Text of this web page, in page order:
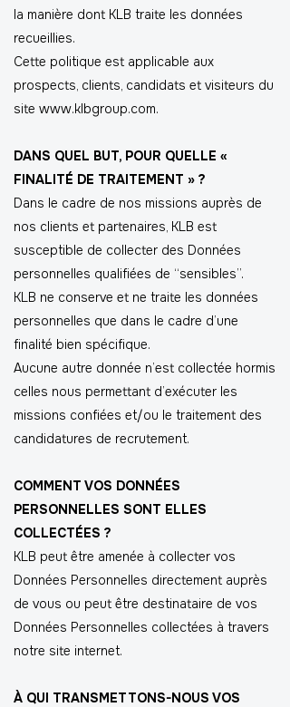
la manière dont KLB traite les données
recueillies.
Cette politique est applicable aux
prospects, clients, candidats et visiteurs du
site www.klbgroup.com.
DANS QUEL BUT, POUR QUELLE «
FINALITÉ DE TRAITEMENT » ?
Dans le cadre de nos missions auprès de
nos clients et partenaires, KLB est
susceptible de collecter des Données
personnelles qualifiées de “sensibles”.
KLB ne conserve et ne traite les données
personnelles que dans le cadre d’une
finalité bien spécifique.
Aucune autre donnée n’est collectée hormis
celles nous permettant d’exécuter les
missions confiées et/ou le traitement des
candidatures de recrutement.
COMMENT VOS DONNÉES
PERSONNELLES SONT ELLES
COLLECTÉES ?
KLB peut être amenée à collecter vos
Données Personnelles directement auprès
de vous ou peut être destinataire de vos
Données Personnelles collectées à travers
notre site internet.
À QUI TRANSMETTONS-NOUS VOS